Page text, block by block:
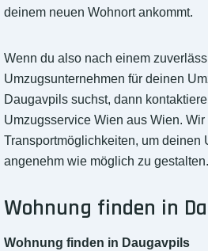
deinem neuen Wohnort ankommt.
Wenn du also nach einem
Umzugsunternehmen für deinen
Daugavpils suchst, dann
Umzugsservice Wien aus Wien.
Transportmöglichkeiten, um deinen
angenehm wie möglich zu gestalten.
Wohnung finden in
Wohnung finden in Daugavpils